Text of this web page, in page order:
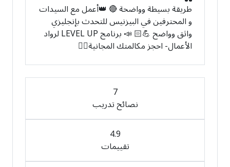
طريقة بسيطة وواضحة 🔴 👑أعمل مع السيدات
و المحترفين في البيزنيس للتحدث بإنجليزي
واثق وواضح 💪🏻 📣 برنامج LEVEL UP لرواد
الأعمال- احجز مكالمتك المجانية👇🏼
7
نصائح تدريب
4.9
تقييمات